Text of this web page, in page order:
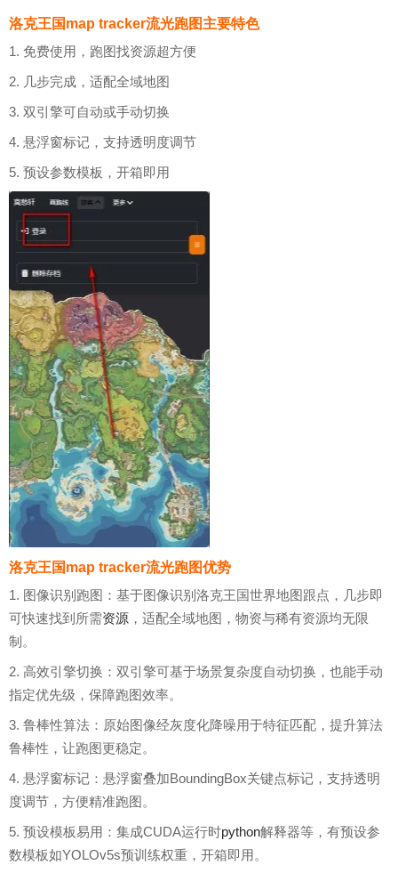
洛克王国map tracker流光跑图主要特色
1. 免费使用，跑图找资源超方便
2. 几步完成，适配全域地图
3. 双引擎可自动或手动切换
4. 悬浮窗标记，支持透明度调节
5. 预设参数模板，开箱即用
洛克王国map tracker流光跑图优势
1. 图像识别跑图：基于图像识别洛克王国世界地图跟点，几步即
可快速找到所需资源 ，适配全域地图，物资与稀有资源均无限
制。
2. 高效引擎切换：双引擎可基于场景复杂度自动切换，也能手动
指定优先级，保障跑图效率。
3. 鲁棒性算法：原始图像经灰度化降噪用于特征匹配，提升算法
鲁棒性，让跑图更稳定。
4. 悬浮窗标记：悬浮窗叠加BoundingBox关键点标记，支持透明
度调节，方便精准跑图。
5. 预设模板易用：集成CUDA运行时python解释器等，有预设参
数模板如YOLOv5s预训练权重，开箱即用。